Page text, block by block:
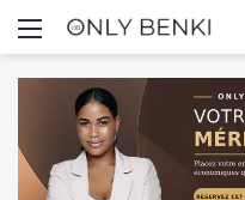
Menu